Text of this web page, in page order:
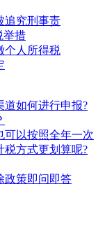
追究刑事责
举措
个人所得税
道如何进行申报?
可以按照全年一次
税方式更划算呢?
政策即问即答